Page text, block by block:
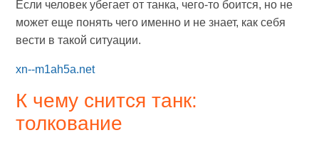
Если человек убегает от танка, чего-то боится, но не
может еще понять чего именно и не знает, как себя
вести в такой ситуации.
xn--m1ah5a.net
К чему снится танк:
толкование